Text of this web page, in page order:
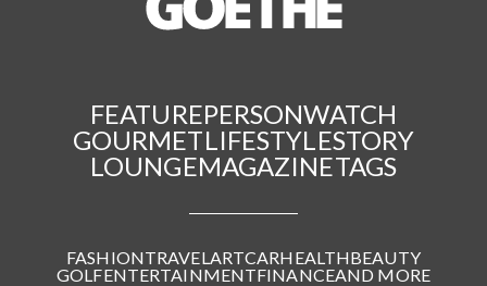
FEATUREPERSONWATCH
GOURMETLIFESTYLESTORY
LOUNGEMAGAZINETAGS
FASHIONTRAVEL ARTCARHEALTHBEAUTY
GOLFENTERTAINMENTFINANCEAND MORE